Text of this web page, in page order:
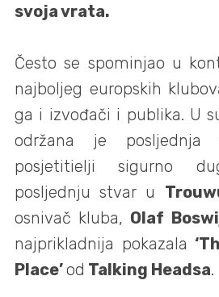
svoja vrata.
Često se spominjao u
najboljeg europskih
ga i izvođači i publika. U
održana je
posjetitielji sigurno
posljednju stvar u
osnivač kluba, Olaf
najprikladnija pokazala
Place’od Talking Headsa.